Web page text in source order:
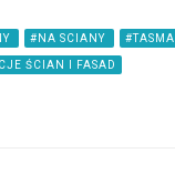
#NA SCIANY #TASMA
ŚCIAN I FASAD